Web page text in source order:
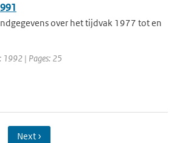
over het tijdvak 1977 tot en
1992 | Pages: 25
Next ›